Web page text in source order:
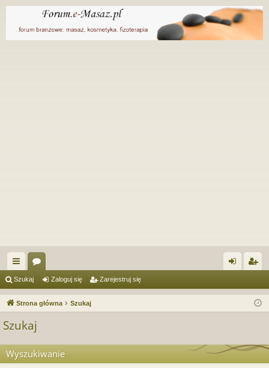
ię
ce
or
a og
ę
ej
j
Szukaj Zaloguj się Zarejestruj się
Strona główna Szukaj
Szukaj
Wyszukiwanie